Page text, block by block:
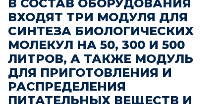
В СОСТАВ ОБОРУДОВАНИЯ
ВХОДЯТ ТРИ МОДУЛЯ ДЛЯ
СИНТЕЗА БИОЛОГИЧЕСКИХ
МОЛЕКУЛ НА 50, 300 И 500
ЛИТРОВ, А ТАКЖЕ МОДУЛЬ
ДЛЯ ПРИГОТОВЛЕНИЯ И
РАСПРЕДЕЛЕНИЯ
ПИТАТЕЛЬНЫХ ВЕЩЕСТВ И